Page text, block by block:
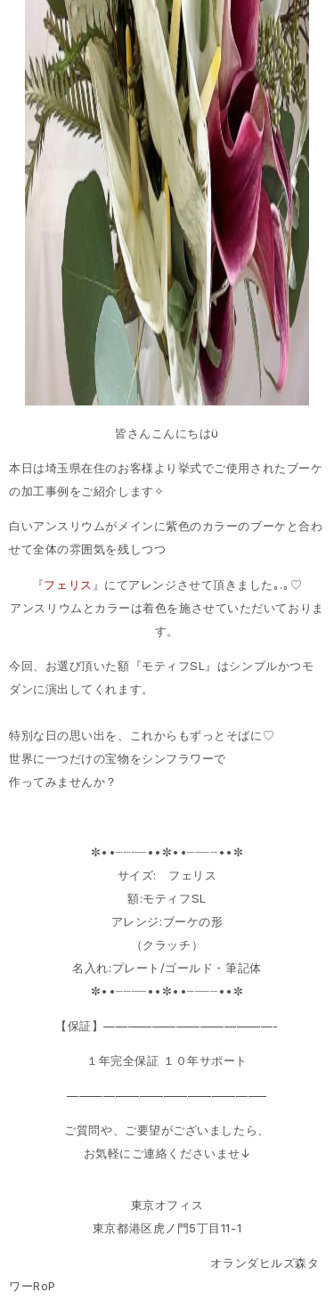
皆さんこんにちはϋ
本日は埼玉県在住のお客様より挙式でご使用されたブーケ
の加工事例をご紹介します✧
白いアンスリウムがメインに紫色のカラーのブーケと合わ
せて全体の雰囲気を残しつつ
『フェリス 』にてアレンジさせて頂きました｡.｡♡
アンスリウムとカラーは着色を施させていただいておりま
す。
今回、お選び頂いた額『モティフSL』はシンプルかつモ
ダンに演出してくれます。
特別な日の思い出を、これからもずっとそばに♡
世界に一つだけの宝物をシンフラワーで
作ってみませんか？
✼••┈┈┈┈••✼••┈┈┈┈••✼
サイズ: フェリス
額:モティフSL
アレンジ:ブーケの形
（クラッチ）
名入れ:プレート/ゴールド・筆記体
✼••┈┈┈┈••✼••┈┈┈┈••✼
【保証】——————————————-
１年完全保証 １０年サポート
————————————————–
ご質問や、ご要望がございましたら、
お気軽にご連絡くださいませ↓
東京オフィス
東京都港区虎ノ門5丁目11-1
オランダヒルズ森タ
ワーRoP